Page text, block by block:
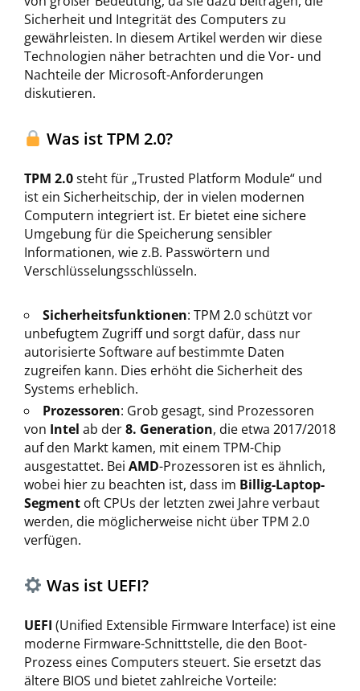
Sicherheit und Integrität des Computers zu
gewährleisten. In diesem Artikel werden wir diese
Technologien näher betrachten und die Vor- und
Nachteile der Microsoft-Anforderungen
diskutieren.
Was ist TPM 2.0?
TPM 2.0steht für „Trusted Platform Module“ und
ist ein Sicherheitschip, der in vielen modernen
Computern integriert ist. Er bietet eine sichere
Umgebung für die Speicherung sensibler
Informationen, wie z.B. Passwörtern und
Verschlüsselungsschlüsseln.
Sicherheitsfunktionen: TPM 2.0 schützt vor
unbefugtem Zugriff und sorgt dafür, dass nur
autorisierte Software auf bestimmte Daten
zugreifen kann. Dies erhöht die Sicherheit des
Systems erheblich.
Prozessoren: Grob gesagt, sind Prozessoren
von Intel ab der8. Generation, die etwa 2017/2018
auf den Markt kamen, mit einem TPM-Chip
ausgestattet. Bei AMD-Prozessoren ist es ähnlich,
wobei hier zu beachten ist, dass im Billig-Laptop-
Segment oft CPUs der letzten zwei Jahre verbaut
werden, die möglicherweise nicht über TPM 2.0
verfügen.
Was ist UEFI?
UEFI (Unified Extensible Firmware Interface) ist eine
moderne Firmware-Schnittstelle, die den Boot-
Prozess eines Computers steuert. Sie ersetzt das
ältere BIOS und bietet zahlreiche Vorteile: